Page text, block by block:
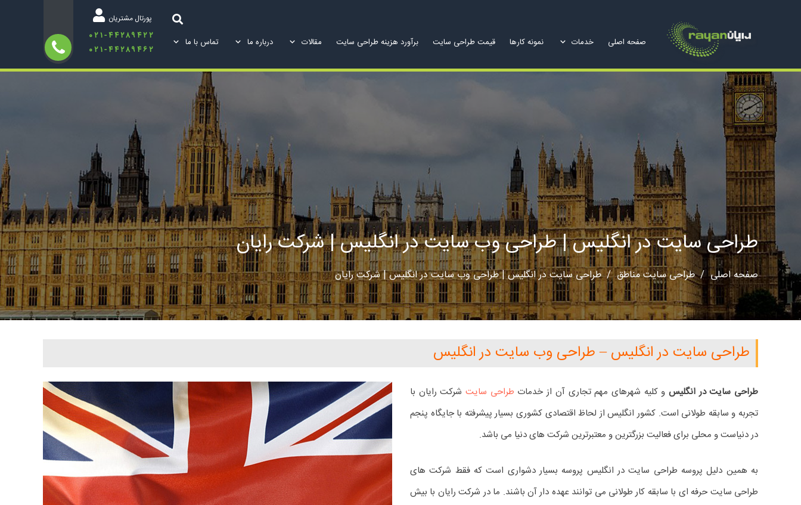
پورتال مشتریان
۰۲۱-۴۴۲۸۹۴۲۲
۰۲۱-۴۴۲۸۹۴۶۲
صفحه اصلی خدمات نمونه کارها قیمت طراحی سایت برآورد هزینه طراحی سایت مقالات درباره ما تماس با ما
طراحی سایت در انگلیس | طراحی وب سایت در انگلیس | شرکت رایان
صفحه اصلی / طراحی سایت مناطق / طراحی سایت در انگلیس | طراحی وب سایت در انگلیس | شرکت رایان
طراحی سایت در انگلیس – طراحی وب سایت در انگلیس
طراحی سایت در انگلیس و کلیه شهرهای مهم تجاری آن از خدمات طراحی سایتشرکت رایان با
تجربه و سابقه طولانی است. کشور انگلیس از لحاظ اقتصادی کشوری بسیار پیشرفته با جایگاه پنجم
در دنیاست و محلی برای فعالیت بزرگترین و معتبرترین شرکت های دنیا می باشد.
به همین دلیل پروسه طراحی سایت در انگلیس پروسه بسیار دشواری است که فقط شرکت های
طراحی سایت حرفه ای با سابقه کار طولانی می توانند عهده دار آن باشند. ما در شرکت رایان با بیش